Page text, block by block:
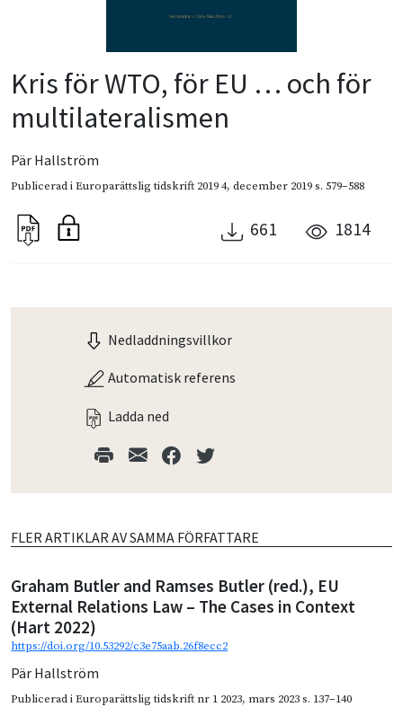
Kris för WTO, för EU … och för
multilateralismen
Pär Hallström
Publicerad iEuroparättslig tidskrift 2019 4, december 2019s. 579–588
661 1814
Nedladdningsvillkor
Automatisk referens
Ladda ned
FLER ARTIKLAR AV SAMMA FÖRFATTARE
Graham Butler and Ramses Butler (red.), EU
External Relations Law – The Cases in Context
(Hart 2022)
https://doi.org/10.53292/c3e75aab.26f8ecc2
Pär Hallström
Publicerad iEuroparättslig tidskrift nr 1 2023, mars 2023s. 137–140